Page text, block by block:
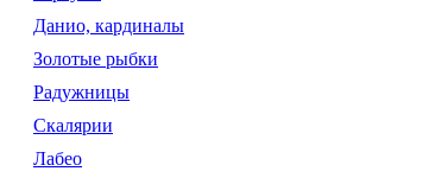
Данио, кардиналы
Золотые рыбки
Радужницы
Скалярии
Лабео